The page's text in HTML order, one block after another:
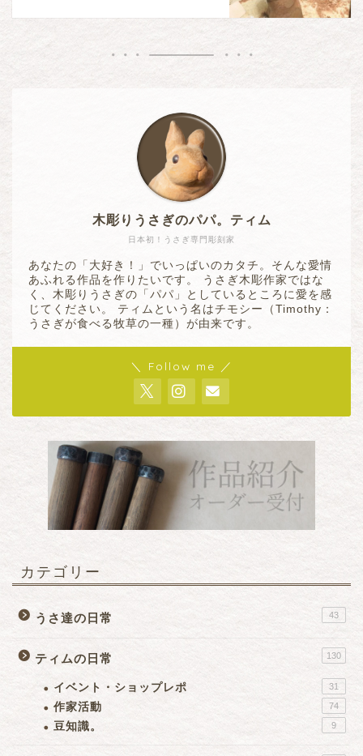
日本初！うさぎ専門彫刻家
木彫りうさぎのパパ。ティム
あなたの「大好き！」でいっぱいのカタチ。そんな愛情
あふれる作品を作りたいです。 うさぎ木彫作家ではな
く、木彫りうさぎの「パパ」としているところに愛を感
じてください。 ティムという名はチモシー（Timothy：
うさぎが食べる牧草の一種）が由来です。
＼ Follow me ／
カテゴリー
うさ達の日常 43
ティムの日常 130
イベント・ショップレポ 31
作家活動 74
豆知識。 9